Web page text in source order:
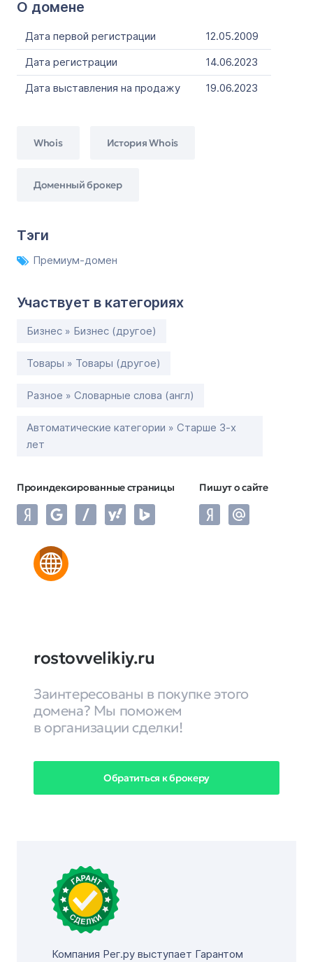
О домене
Дата первой регистрации
12.05.2009
Дата регистрации
14.06.2023
Дата выставления на продажу
19.06.2023
Whois История Whois
Доменный брокер
Тэги
Премиум-домен
Участвует в категориях
Бизнес » Бизнес (другое)
Товары » Товары (другое)
Разное » Словарные слова (англ)
Автоматические категории » Старше 3-х
лет
Проиндексированные страницы Пишут о сайте
rostovvelikiy.ru
Заинтересованы в покупке этого
домена? Мы поможем
в организации сделки!
Обратиться к брокеру
Компания Рег.ру выступает Гарантом